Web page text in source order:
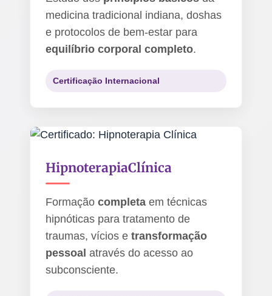
medicina tradicional indiana, doshas
e protocolos de bem-estar para
equilíbrio corporal completo.
Certificação Internacional
HipnoterapiaClínica
Formação completa em técnicas
hipnóticas para tratamento de
traumas, vícios e transformação
pessoal através do acesso ao
subconsciente.